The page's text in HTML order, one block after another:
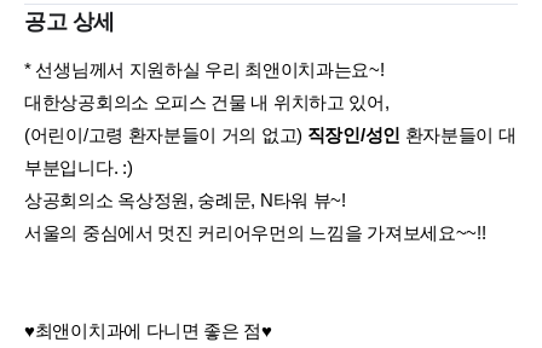
공고 상세
* 선생님께서 지원하실 우리 최앤이치과는요~!
대한상공회의소 오피스 건물 내 위치하고 있어,
(어린이/고령 환자분들이 거의 없고) 직장인/성인 환자분들이 대
부분입니다. :)
상공회의소 옥상정원, 숭례문, N타워 뷰~!
서울의 중심에서 멋진 커리어우먼의 느낌을 가져보세요~~!!
♥최앤이치과에 다니면 좋은 점♥